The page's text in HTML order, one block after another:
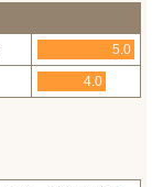
5.0
4.0